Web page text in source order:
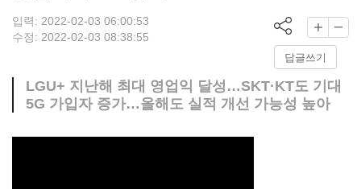
입력: 2022-02-03 06:00:53
수정: 2022-02-03 08:38:55
답글쓰기
LGU+ 지난해 최대 영업익 달성…SKT·KT도 기대
5G 가입자 증가…올해도 실적 개선 가능성 높아